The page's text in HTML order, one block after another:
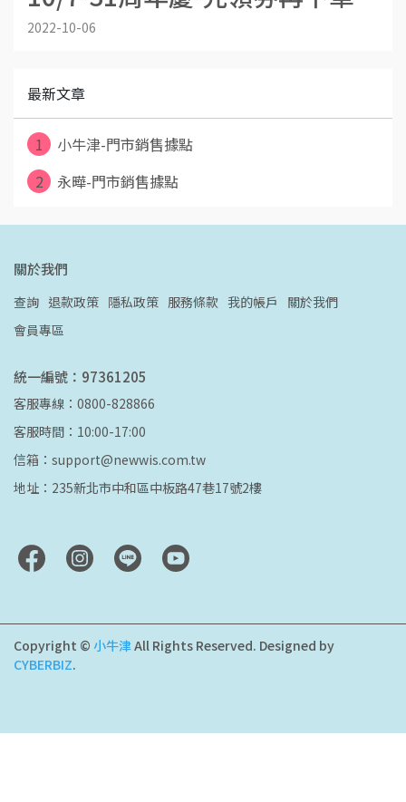
2022-10-06
最新文章
1
小牛津-門市銷售據點
2
永曄-門市銷售據點
關於我們
查詢 退款政策 隱私政策 服務條款 我的帳戶
關於我們
會員專區
統一編號：97361205
客服專線：0800-828866
客服時間：10:00-17:00
信箱：support@newwis.com.tw
地址：235新北市中和區中板路47巷17號2樓
Copyright © 小牛津All Rights Reserved. Designed by
CYBERBIZ.